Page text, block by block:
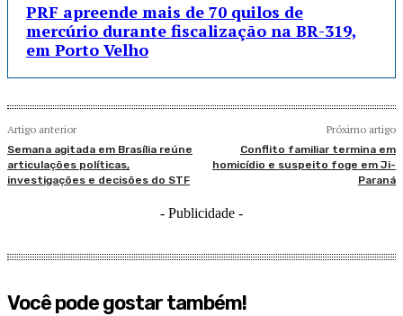
PRF apreende mais de 70 quilos de
mercúrio durante fiscalização na BR-319,
em Porto Velho
Artigo anterior
Semana agitada em Brasília reúne
articulações políticas,
investigações e decisões do STF
Próximo artigo
Conflito familiar termina em
homicídio e suspeito foge em Ji-
Paraná
- Publicidade -
Você pode gostar também!